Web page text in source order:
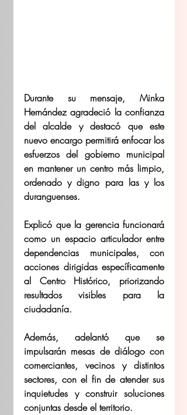
Durante su mensaje, Minka
Hernández agradeció la confianza
del alcalde y destacó que este
nuevo encargo permitirá enfocar los
esfuerzos del gobierno municipal
en mantener un centro más limpio,
ordenado y digno para las y los
duranguenses.
Explicó que la gerencia funcionará
como un espacio articulador entre
dependencias municipales, con
acciones dirigidas específicamente
al Centro Histórico, priorizando
resultados visibles para la
ciudadanía.
Además, adelantó que se
impulsarán mesas de diálogo con
comerciantes, vecinos y distintos
sectores, con el fin de atender sus
inquietudes y construir soluciones
conjuntas desde el territorio.